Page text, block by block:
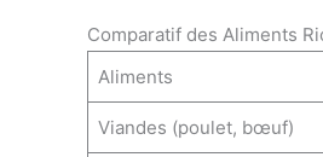
Comparatif des Aliments
Aliments
Viandes (poulet, bœuf)